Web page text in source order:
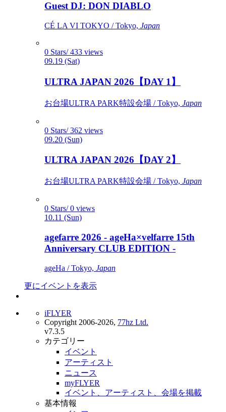
Guest DJ: DON DIABLO
CÉ LA VI TOKYO / Tokyo, Japan
0 Stars/ 433 views
09.19 (Sat)
ULTRA JAPAN 2026【DAY 1】
お台場ULTRA PARK特設会場 / Tokyo, Japan
0 Stars/ 362 views
09.20 (Sun)
ULTRA JAPAN 2026【DAY 2】
お台場ULTRA PARK特設会場 / Tokyo, Japan
0 Stars/ 0 views
10.11 (Sun)
agefarre 2026 - ageHa×velfarre 15th
Anniversary CLUB EDITION -
ageHa / Tokyo, Japan
更にイベントを表示
iFLYER
Copyright 2006-2026, 77hz Ltd.
v7.3.5
カテゴリー
イベント
アーティスト
ニュース
myFLYER
イベント、アーティスト、会場を掲載
基本情報